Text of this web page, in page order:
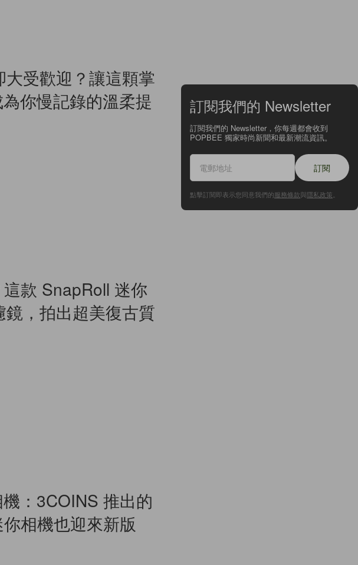
受歡迎？讓這顆掌
你慢記錄的溫柔提
款 SnapRoll 迷你
鏡，拍出超美復古質
訂閱我們的 Newsletter
訂閱我們的 Newsletter，你每週都會收到
POPBEE 獨家時尚新聞和最新潮流資訊。
訂閱
點擊訂閱即表示您同意我們的服務條款與隱私政策
：3COINS 推出的
相機也迎來新版